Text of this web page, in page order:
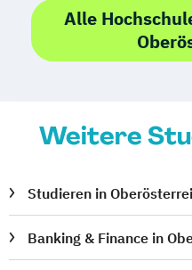
Pflegemanagement
Physiotherapie
Product
Psychologie
Public Management
Public Relations
Pädagogik
Alle
Weitere
Studieren in
Banking & Finance in